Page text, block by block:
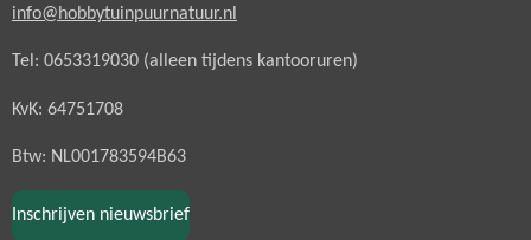
info@hobbytuinpuurnatuur.nl
Tel: 0653319030 (alleen tijdens kantooruren)
KvK: 64751708
Btw: NL001783594B63
Inschrijven nieuwsbrief